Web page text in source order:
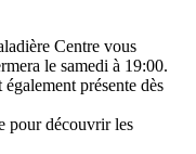
Centre vous
le samedi à 19:00.
présente dès
pour découvrir les